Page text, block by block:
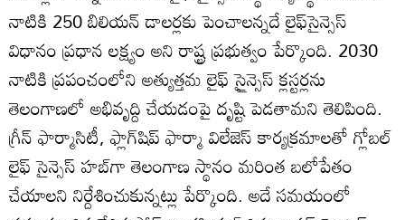
నాటికి 250 బిలియన్‌ డాలర్లకు పెంచాలన్నదే లైఫ్‌సైన్సెస్‌
విధానం ప్రధాన లక్ష్యం అని రాష్ట్ర ప్రభుత్వం పేర్కొంది. 2030
నాటికి ప్రపంచంలోని అత్యుత్తమ లైఫ్‌ సైౖన్సెస్‌ క్లస్టర్లను
తెలంగాణలో అభివృద్ది చేయడంపై దృష్టి పెడతామని తెలిపింది.
గ్రీన్‌ ఫార్మాసిటీ, ఫ్లాగ్‌షిప్‌ ఫార్మా విలేజెస్‌ కార్యక్రమాలతో గ్లోబల్‌
లైఫ్‌ సైన్సెస్‌ హబ్‌గా తెలంగాణ స్థానం మరింత బలోపేతం
చేయాలని నిర్దేశించుకున్నట్లు పేర్కొంది. అదే సమయంలో